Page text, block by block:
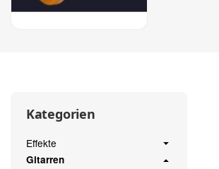
Kategorien
Effekte
Gitarren